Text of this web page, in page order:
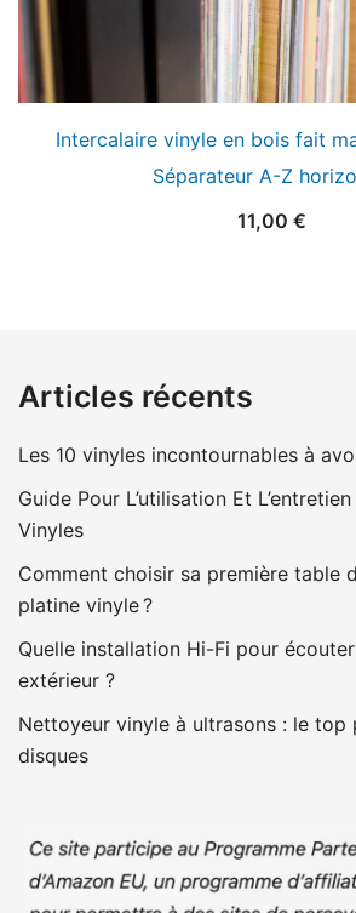
Intercalaire vinyle en bois fait
Séparateur A-Z
11,00 €
Articles récents
Les 10 vinyles incontournables à
Guide Pour L’utilisation Et
Vinyles
Comment choisir sa première table
platine vinyle ?
Quelle installation Hi-Fi pour
extérieur ?
Nettoyeur vinyle à ultrasons : le top
disques